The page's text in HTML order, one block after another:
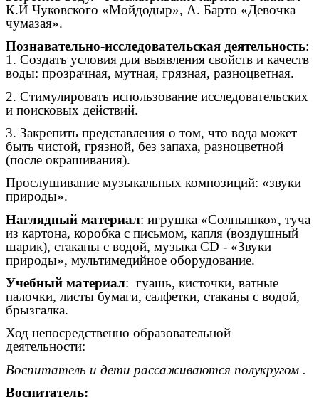
К.И Чуковского «Мойдодыр», А. Барто «Девочка
чумазая».
Познавательно-исследовательская деятельность:
1. Создать условия для выявления свойств и качеств
воды: прозрачная, мутная, грязная, разноцветная.
2. Стимулировать использование исследовательских
и поисковых действий.
3. Закрепить представления о том, что вода может
быть чистой, грязной, без запаха, разноцветной
(после окрашивания).
Прослушивание музыкальных композиций: «звуки
природы».
Наглядный материал: игрушка «Солнышко», туча
из картона, коробка с письмом, капля (воздушный
шарик), стаканы с водой, музыка CD - «Звуки
природы», мультимедийное оборудование.
Учебный материал: гуашь, кисточки, ватные
палочки, листы бумаги, салфетки, стаканы с водой,
брызгалка.
Ход непосредственно образовательной
деятельности:
Воспитатель и дети рассаживаются полукругом .
Воспитатель: